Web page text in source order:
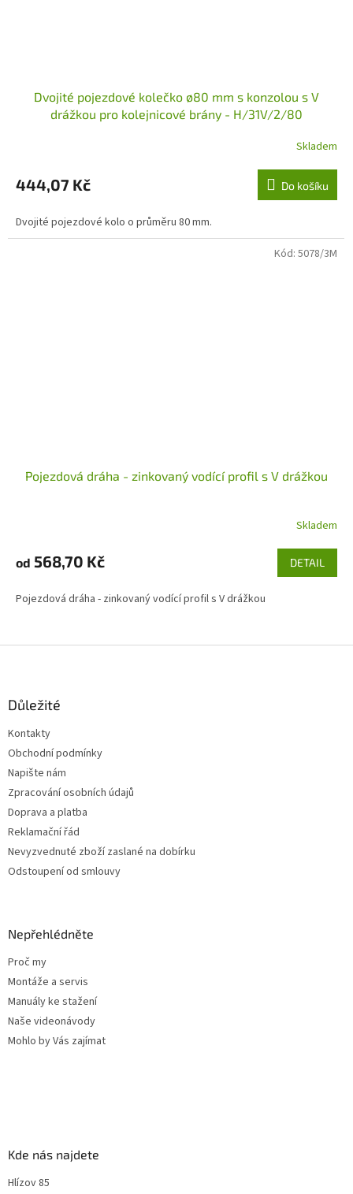
Dvojité pojezdové kolečko ø80 mm s konzolou s V
drážkou pro kolejnicové brány - H/31V/2/80
Skladem
444,07 Kč Do košíku
Dvojité pojezdové kolo o průměru 80 mm.
Pojezdová dráha - zinkovaný vodící profil s V drážkou
Skladem
od 568,70 Kč DETAIL
Pojezdová dráha - zinkovaný vodící profil s V drážkou
Kód: 5078/3M
Důležité
Kontakty
Obchodní podmínky
Napište nám
Zpracování osobních údajů
Doprava a platba
Reklamační řád
Nevyzvednuté zboží zaslané na dobírku
Odstoupení od smlouvy
Nepřehlédněte
Proč my
Montáže a servis
Manuály ke stažení
Naše videonávody
Mohlo by Vás zajímat
Kde nás najdete
Hlízov 85